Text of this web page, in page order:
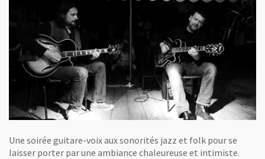
Une soirée guitare-voix aux sonorités jazz et folk pour se
laisser porter par une ambiance chaleureuse et intimiste.